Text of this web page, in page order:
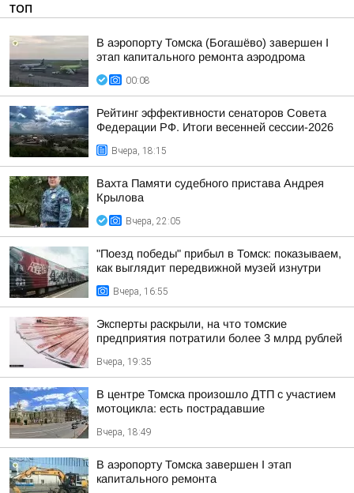
ТОП
В аэропорту Томска (Богашёво) завершен I
этап капитального ремонта аэродрома
00:08
Рейтинг эффективности сенаторов Совета
Федерации РФ. Итоги весенней сессии-2026
Вчера, 18:15
Вахта Памяти судебного пристава Андрея
Крылова
Вчера, 22:05
"Поезд победы" прибыл в Томск: показываем,
как выглядит передвижной музей изнутри
Вчера, 16:55
Эксперты раскрыли, на что томские
предприятия потратили более 3 млрд рублей
Вчера, 19:35
В центре Томска произошло ДТП с участием
мотоцикла: есть пострадавшие
Вчера, 18:49
В аэропорту Томска завершен I этап
капитального ремонта